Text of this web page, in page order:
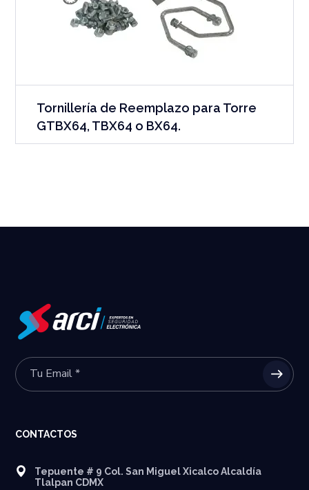
Tornillería de Reemplazo para Torre
GTBX64, TBX64 o BX64.
CONTACTOS
Tepuente # 9 Col. San Miguel Xicalco Alcaldía
Tlalpan CDMX